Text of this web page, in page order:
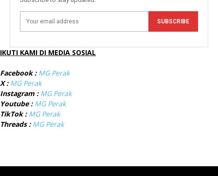
SUBSCRIBE
IKUTI KAMI DI MEDIA SOSIAL
Facebook : MG Perak
X : MG Perak
Instagram : MG Perak
Youtube : MG Perak
TikTok : MG Perak
Threads : MG Perak